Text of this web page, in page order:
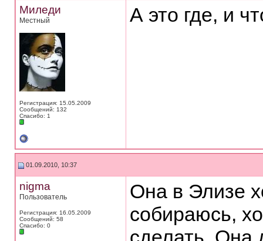
Миледи
Местный
Регистрация: 15.05.2009
Сообщений: 132
Спасибо: 1
А это где, и
01.09.2010, 10:37
nigma
Пользователь
Регистрация: 16.05.2009
Сообщений: 58
Спасибо: 0
Она в Элизе
собираюсь,